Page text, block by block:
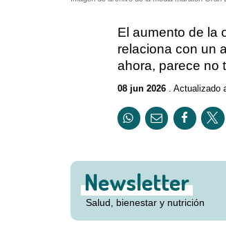
El aumento de la
relaciona con un
ahora, parece no
08 jun 2026. Actualizado
Newsletter
Salud, bienestar y nutrición